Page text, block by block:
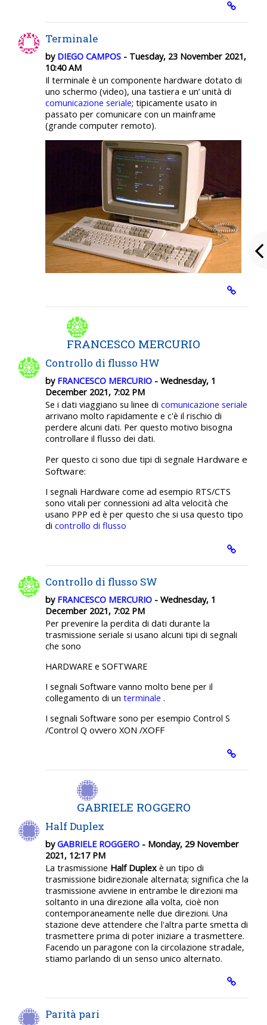
Terminale
by DIEGO CAMPOS - Tuesday, 23 November 2021,
10:40 AM
Il terminale è un componente hardware dotato di
uno schermo (video), una tastiera e un’ unità di
comunicazione seriale; tipicamente usato in
passato per comunicare con un mainframe
(grande computer remoto).
FRANCESCO MERCURIO
Controllo di flusso HW
by FRANCESCO MERCURIO - Wednesday, 1
December 2021, 7:02 PM
Se i dati viaggiano su linee di comunicazione seriale
arrivano molto rapidamente e c'è il rischio di
perdere alcuni dati. Per questo motivo bisogna
controllare il flusso dei dati.
Per questo ci sono due tipi di segnale Hardware e
Software:
I segnali Hardware come ad esempio RTS/CTS
sono vitali per connessioni ad alta velocità che
usano PPP ed è per questo che si usa questo tipo
di controllo di flusso
Controllo di flusso SW
by FRANCESCO MERCURIO - Wednesday, 1
December 2021, 7:02 PM
Per prevenire la perdita di dati durante la
trasmissione seriale si usano alcuni tipi di segnali
che sono
HARDWARE e SOFTWARE
I segnali Software vanno molto bene per il
collegamento di un terminale .
I segnali Software sono per esempio Control S
/Control Q ovvero XON /XOFF
GABRIELE ROGGERO
Half Duplex
byGABRIELE ROGGERO - Monday, 29 November
2021, 12:17 PM
La trasmissione Half Duplex è un tipo di
trasmissione bidirezionale alternata; significa che la
trasmissione avviene in entrambe le direzioni ma
soltanto in una direzione alla volta, cioè non
contemporaneamente nelle due direzioni. Una
stazione deve attendere che l'altra parte smetta di
trasmettere prima di poter iniziare a trasmettere.
Facendo un paragone con la circolazione stradale,
stiamo parlando di un senso unico alternato.
Parità pari